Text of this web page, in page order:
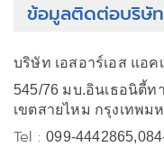
ข้อมูลติดต่อบริษัท
บริษัท เอสอาร์เอส แอ
545/76 มบ.อินเธอนิตี้ท
เขตสายไหม กรุงเทพม
Tel :099-